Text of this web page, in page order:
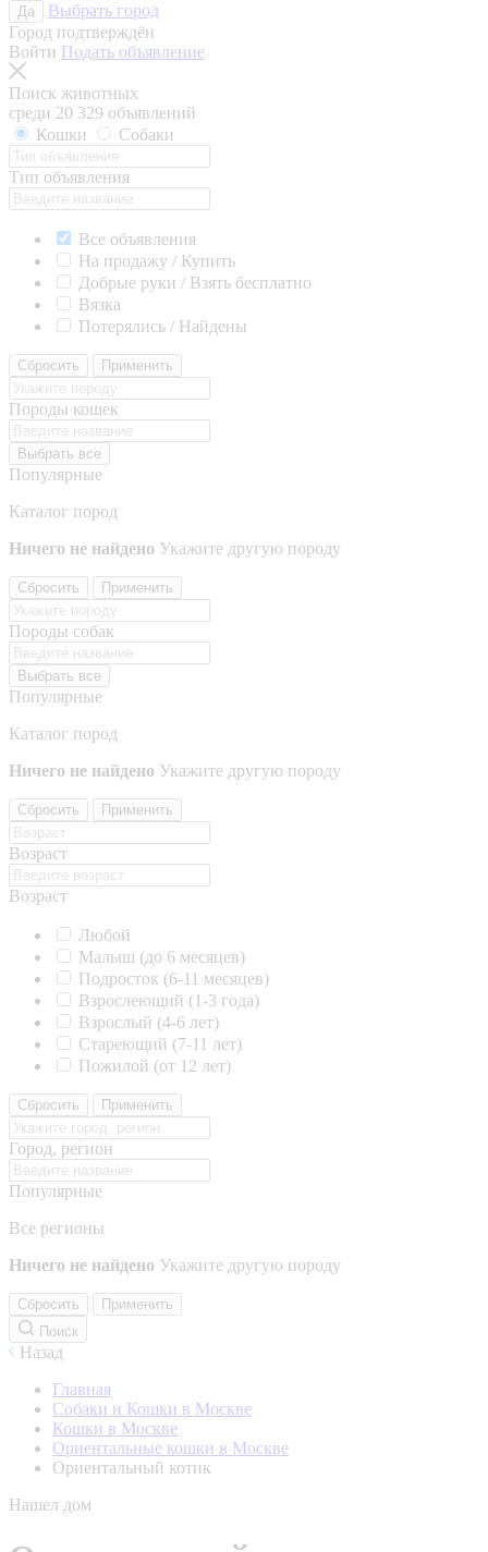
Да
Выбрать город
Город подтверждён
Войти Подать объявление
Поиск животных
среди 20 329 объявлений
Кошки
Собаки
Тип объявления
Все объявления
На продажу / Купить
Добрые руки / Взять бесплатно
Вязка
Потерялись / Найдены
Сбросить Применить
Породы кошек
Выбрать все
Популярные
Каталог пород
Ничего не найдено Укажите другую породу
Сбросить Применить
Породы собак
Выбрать все
Популярные
Каталог пород
Ничего не найдено Укажите другую породу
Сбросить Применить
Возраст
Возраст
Любой
Малыш (до 6 месяцев)
Подросток (6-11 месяцев)
Взрослеющий (1-3 года)
Взрослый (4-6 лет)
Стареющий (7-11 лет)
Пожилой (от 12 лет)
Сбросить Применить
Город, регион
Популярные
Все регионы
Ничего не найдено Укажите другую породу
Сбросить
Применить
Поиск
Назад
Главная
Собаки и Кошки в Москве
Кошки в Москве
Ориентальные кошки в Москве
Ориентальный котик
Нашел дом